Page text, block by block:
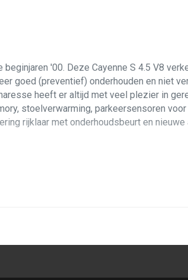
'00. Deze Cayenne S 4.5 V8
goed (preventief) onderhouden en niet
heeft er altijd met veel plezier in
stoelverwarming, parkeersensoren
rijklaar met onderhoudsbeurt en
schokvrij en vlot, zelf schakelen
dus geen klop in de motor van
u instapt valt direct de prettige